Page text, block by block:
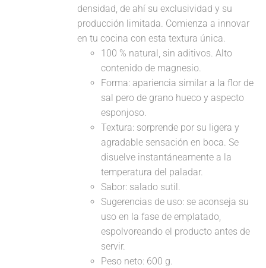
densidad, de ahí su exclusividad y su
producción limitada. Comienza a innovar
en tu cocina con esta textura única.
100 % natural, sin aditivos. Alto
contenido de magnesio.
Forma: apariencia similar a la flor de
sal pero de grano hueco y aspecto
esponjoso.
Textura: sorprende por su ligera y
agradable sensación en boca. Se
disuelve instantáneamente a la
temperatura del paladar.
Sabor: salado sutil.
Sugerencias de uso: se aconseja su
uso en la fase de emplatado,
espolvoreando el producto antes de
servir.
Peso neto: 600 g.